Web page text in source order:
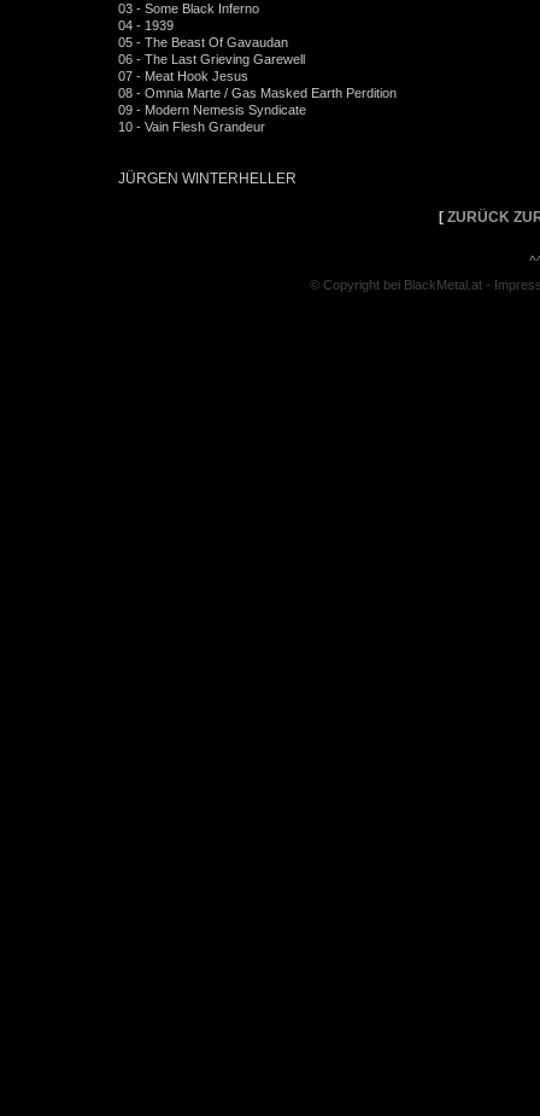
03 - Some Black Inferno
04 - 1939
05 - The Beast Of Gavaudan
06 - The Last Grieving Garewell
07 - Meat Hook Jesus
08 - Omnia Marte / Gas Masked Earth Perdition
09 - Modern Nemesis Syndicate
10 - Vain Flesh Grandeur
JÜRGEN WINTERHELLER
[ ZURÜCK
© Copyright bei BlackMetal.at -